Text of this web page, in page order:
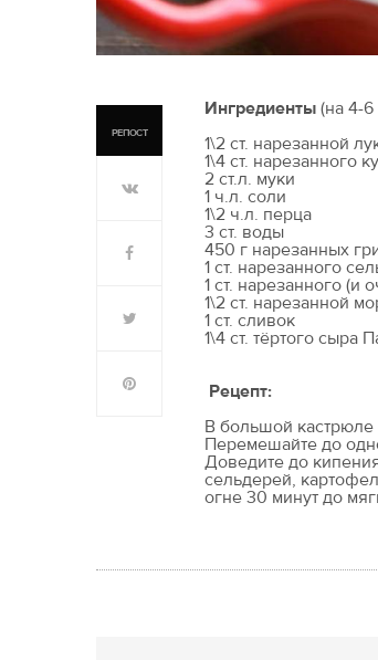
РЕПОСТ
Ингредиенты (на 4-
1\2 ст. нарезанной
1\4 ст. нарезанного
2 ст.л. муки
1 ч.л. соли
1\2 ч.л. перца
3 ст. воды
450 г нарезанных
1 ст. нарезанного
1 ст. нарезанного (и
1\2 ст. нарезанной
1 ст. сливок
1\4 ст. тёртого сыра
Рецепт:
В большой кастрюле
Перемешайте до
Доведите до
сельдерей,
огне 30 минут до